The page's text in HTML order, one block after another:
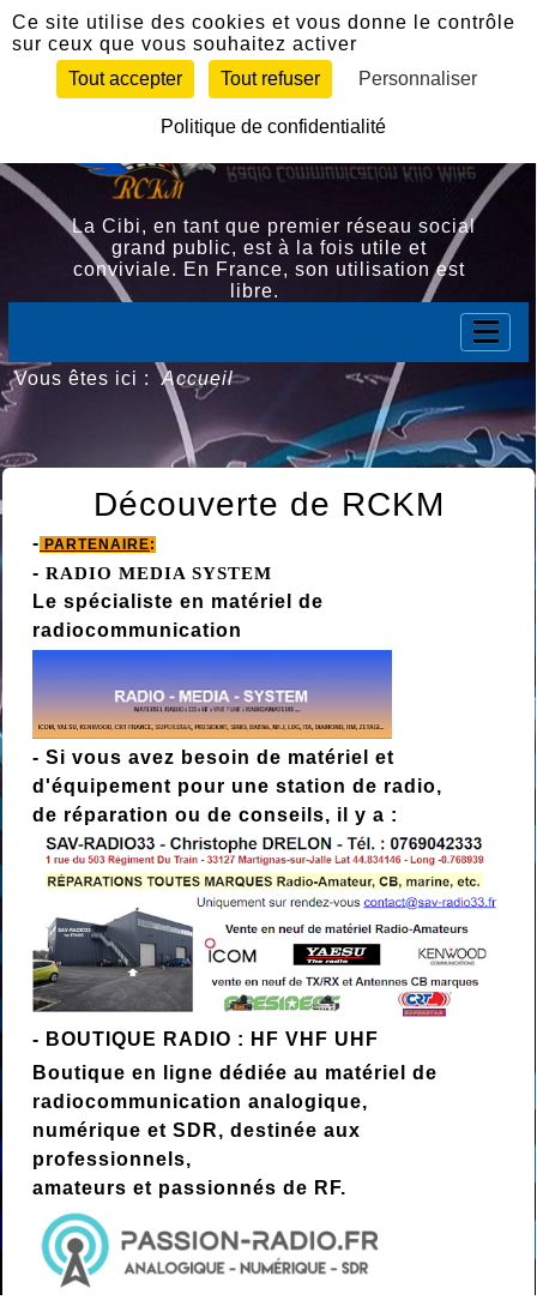
La Cibi, en tant que premier réseau social
grand public, est à la fois utile et
conviviale. En France, son utilisation est
libre.
Vous êtes ici :Accueil
Découverte de RCKM
- PARTENAIRE:
- RADIO MEDIA SYSTEM
Le spécialiste en matériel de
radiocommunication
- Si vous avez besoin de matériel et
d'équipement pour une station de radio,
de réparation ou de conseils, il y a :
- BOUTIQUE RADIO : HF VHF UHF
Boutique en ligne dédiée au matériel de
radiocommunication analogique,
numérique et SDR, destinée aux
professionnels,
amateurs et passionnés de RF.
Panneau de gestion des cookies
Ce site utilise des cookies et vous donne le contrôle
sur ceux que vous souhaitez activer
Tout accepter
Tout refuser Personnaliser
Politique de confidentialité